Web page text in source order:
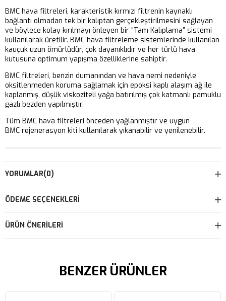
BMC hava filtreleri, karakteristik kırmızı filtrenin kaynaklı
bağlantı olmadan tek bir kalıptan gerçekleştirilmesini sağlayan
ve böylece kolay kırılmayı önleyen bir “Tam Kalıplama” sistemi
kullanılarak üretilir. BMC hava filtreleme sistemlerinde kullanılan
kauçuk uzun ömürlüdür, çok dayanıklıdır ve her türlü hava
kutusuna optimum yapışma özelliklerine sahiptir.
BMC filtreleri, benzin dumanından ve hava nemi nedeniyle
oksitlenmeden koruma sağlamak için epoksi kaplı alaşım ağ ile
kaplanmış, düşük viskoziteli yağa batırılmış çok katmanlı pamuklu
gazlı bezden yapılmıştır.
Tüm BMC hava filtreleri önceden yağlanmıştır ve uygun
BMC rejenerasyon kiti kullanılarak yıkanabilir ve yenilenebilir.
YORUMLAR(0)
ÖDEME SEÇENEKLERI
ÜRÜN ÖNERILERI
BENZER ÜRÜNLER